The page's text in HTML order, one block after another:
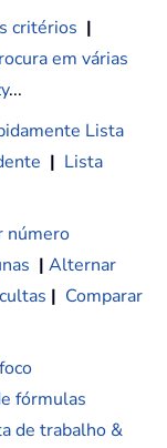
critérios |
em várias
...
Lista
| Lista
número
| Alternar
| Comparar
fórmulas
de trabalho &